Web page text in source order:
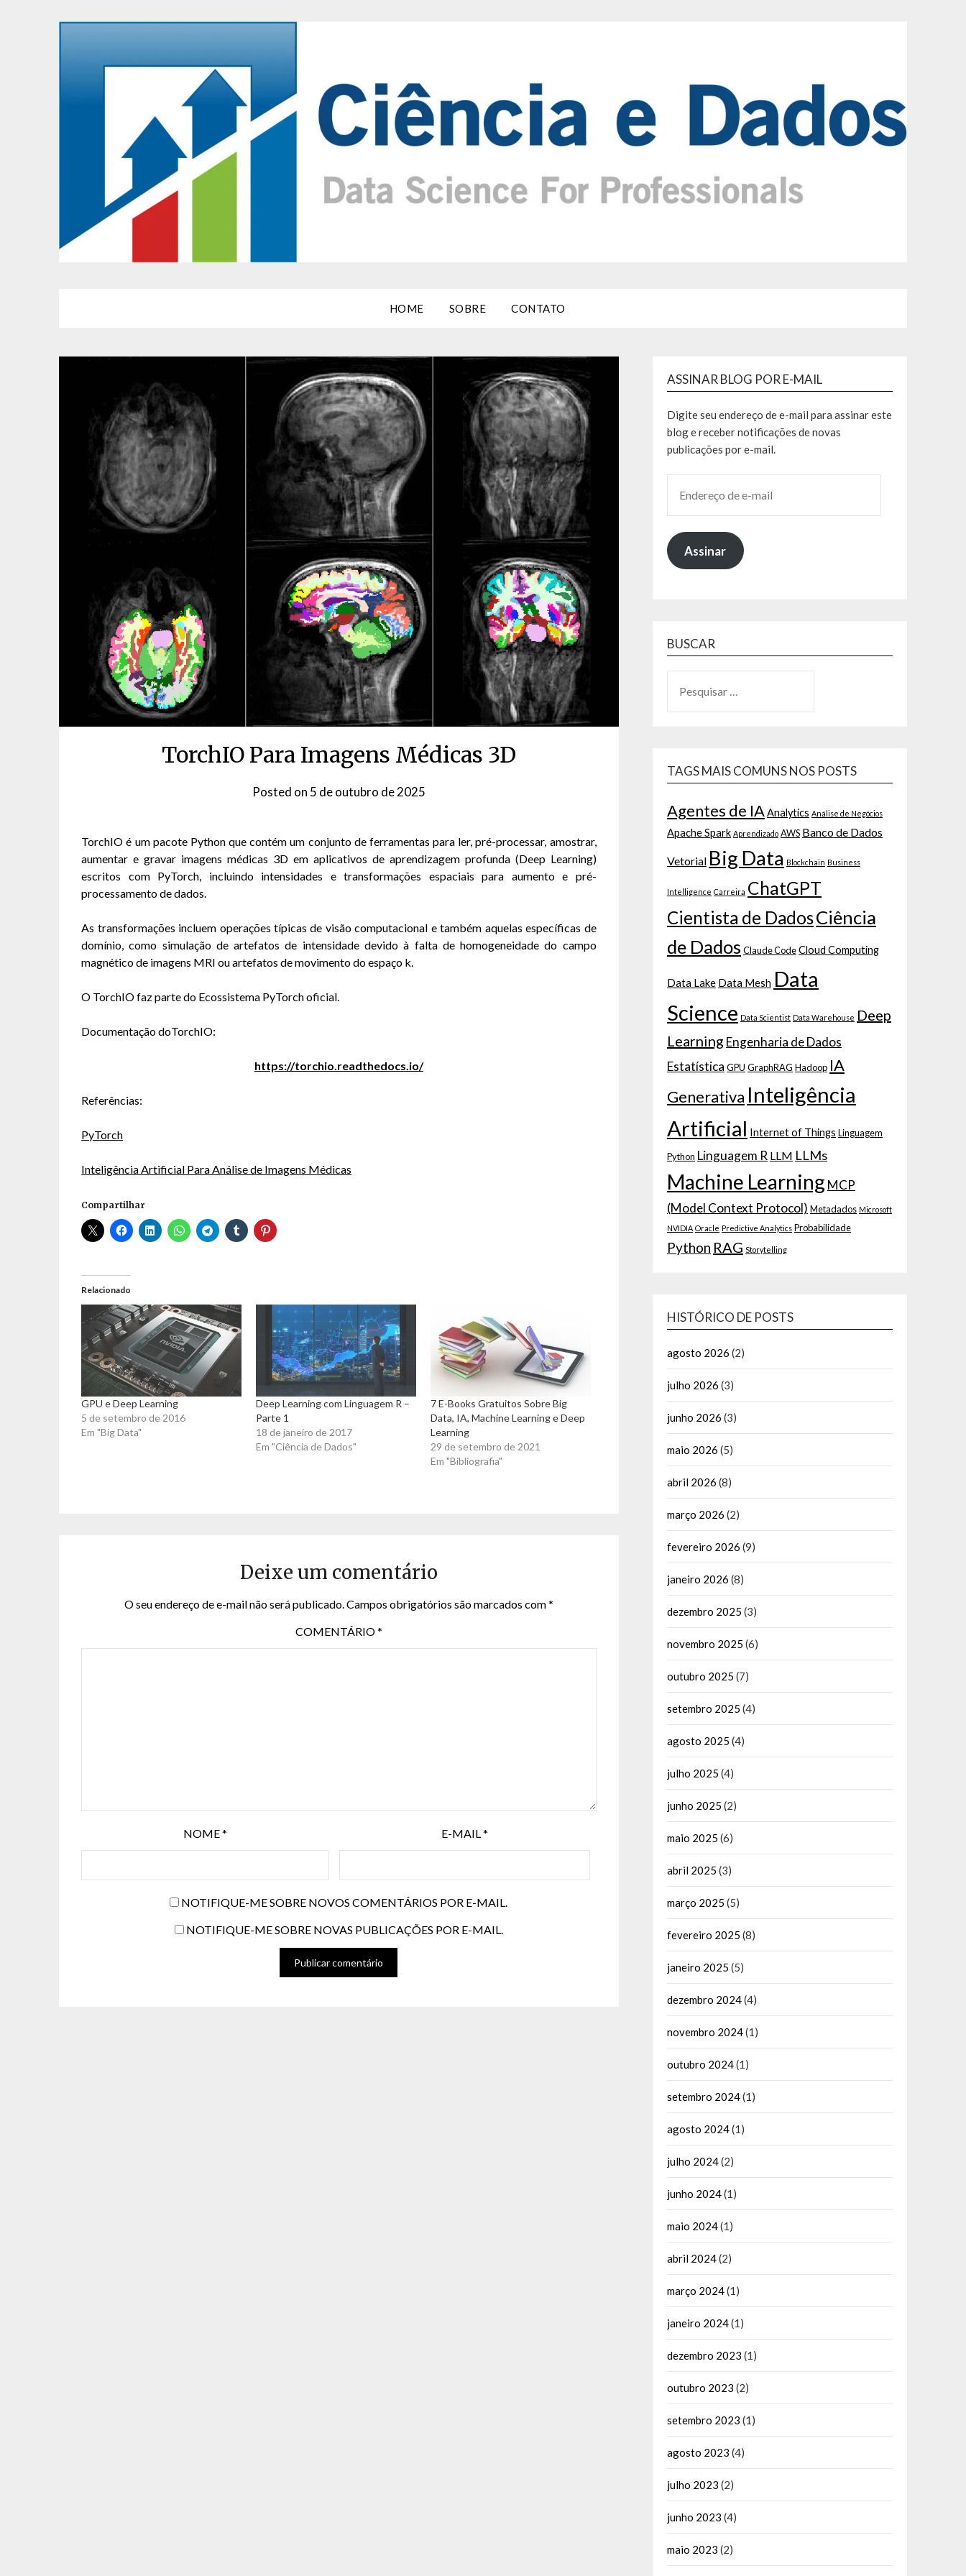
HOME SOBRE CONTATO
TorchIO Para Imagens Médicas 3D
Posted on 5 de outubro de 2025
TorchIO é um pacote Python que contém um conjunto de ferramentas para ler, pré-processar, amostrar,
aumentar e gravar imagens médicas 3D em aplicativos de aprendizagem profunda (Deep Learning)
escritos com PyTorch, incluindo intensidades e transformações espaciais para aumento e pré-
processamento de dados.
As transformações incluem operações típicas de visão computacional e também aquelas específicas de
domínio, como simulação de artefatos de intensidade devido à falta de homogeneidade do campo
magnético de imagens MRI ou artefatos de movimento do espaço k.
O TorchIO faz parte do Ecossistema PyTorch oficial.
Documentação doTorchIO:
https://torchio.readthedocs.io/
Referências:
PyTorch
Inteligência Artificial Para Análise de Imagens Médicas
Compartilhar
Relacionado
GPU e Deep Learning
5 de setembro de 2016
Em "Big Data"
Deep Learning com Linguagem R –
Parte 1
18 de janeiro de 2017
Em "Ciência de Dados"
7 E-Books Gratuitos Sobre Big
Data, IA, Machine Learning e Deep
Learning
29 de setembro de 2021
Em "Bibliografia"
Deixe um comentário
O seu endereço de e-mail não será publicado.Campos obrigatórios são marcados com*
COMENTÁRIO*
NOME* E-MAIL*
NOTIFIQUE-ME SOBRE NOVOS COMENTÁRIOS POR E-MAIL.
NOTIFIQUE-ME SOBRE NOVAS PUBLICAÇÕES POR E-MAIL.
ASSINAR BLOG POR E-MAIL
Digite seu endereço de e-mail para assinar este
blog e receber notificações de novas
publicações por e-mail.
Assinar
BUSCAR
TAGS MAIS COMUNS NOS POSTS
Agentes de IAAnalytics Análise de Negócios
Apache Spark Aprendizado AWS Banco de Dados
Vetorial Big Data Blockchain Business
Intelligence Carreira ChatGPT
Cientista de DadosCiência
de Dados Claude CodeCloud Computing
Data Lake Data Mesh Data
Science Data Scientist Data Warehouse Deep
Learning Engenharia de Dados
Estatística GPU GraphRAG Hadoop IA
Generativa Inteligência
Artificial Internet of Things Linguagem
Python Linguagem R LLM LLMs
Machine Learning MCP
(Model Context Protocol) Metadados Microsoft
NVIDIA Oracle Predictive Analytics Probabilidade
Python RAG Storytelling
HISTÓRICO DE POSTS
agosto 2026 (2)
julho 2026 (3)
junho 2026 (3)
maio 2026 (5)
abril 2026 (8)
março 2026 (2)
fevereiro 2026 (9)
janeiro 2026 (8)
dezembro 2025 (3)
novembro 2025 (6)
outubro 2025 (7)
setembro 2025 (4)
agosto 2025 (4)
julho 2025 (4)
junho 2025 (2)
maio 2025 (6)
abril 2025 (3)
março 2025 (5)
fevereiro 2025 (8)
janeiro 2025 (5)
dezembro 2024(4)
novembro 2024(1)
outubro 2024(1)
setembro 2024(1)
agosto 2024(1)
julho 2024(2)
junho 2024(1)
maio 2024(1)
abril 2024(2)
março 2024(1)
janeiro 2024(1)
dezembro 2023 (1)
outubro 2023 (2)
setembro 2023 (1)
agosto 2023 (4)
julho 2023 (2)
junho 2023 (4)
maio 2023 (2)